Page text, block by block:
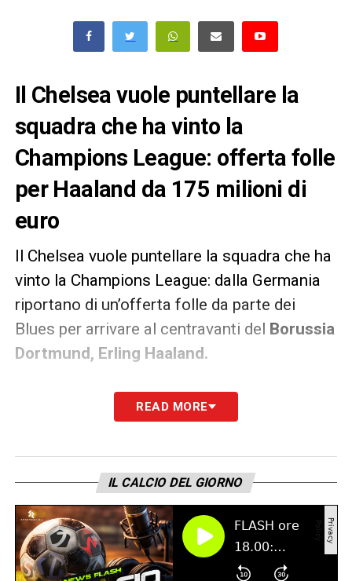
Il Chelsea vuole puntellare la
squadra che ha vinto la
Champions League: offerta folle
per Haaland da 175 milioni di
euro
Il Chelsea vuole puntellare la squadra che ha
vinto la Champions League: dalla Germania
riportano di un’offerta folle da parte dei
Blues per arrivare al centravanti del Borussia
Dortmund, Erling Haaland.
Roman Abramovic sarebbe pronto a
175 milioni di eurosecondo la Bild,
passato ed è stato anche nel mirino del Real
Madrid.
LA PLAYLIST DELLE NOSTRE TOP NEWS
READ MORE
IL CALCIO DEL GIORNO